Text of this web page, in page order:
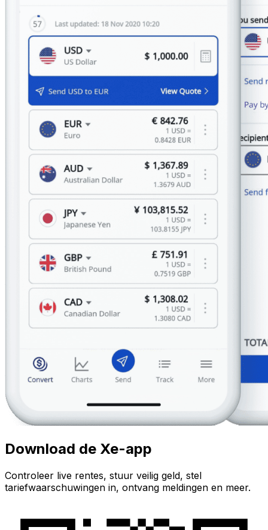
Download de Xe-app
Controleer live rentes, stuur veilig geld, stel
tariefwaarschuwingen in, ontvang meldingen en meer.